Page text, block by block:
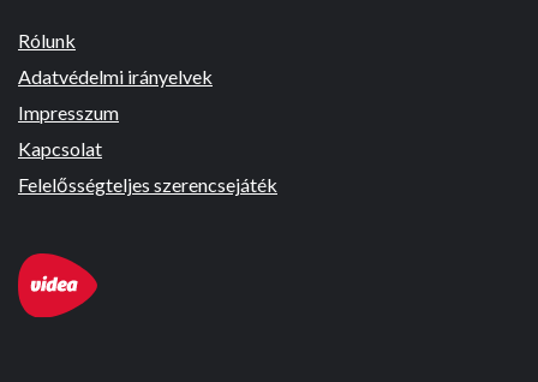
Rólunk
Adatvédelmi irányelvek
Impresszum
Kapcsolat
Felelősségteljes szerencsejáték